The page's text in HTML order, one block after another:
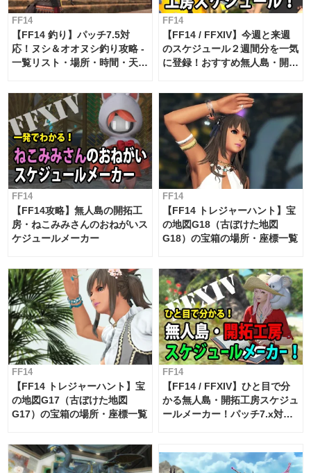
FF14
【FF14 釣り】パッチ7.5対
応！ヌシ＆オオヌシ釣り攻略 -
一覧リスト・場所・時間・天
FF14
【FF14 / FFXIV】今週と来週
のスケジュール２週間分を一気
に登録！おすすめ無人島・開拓
対応 / 毎週更新中】
FF14
【FF14攻略】無人島の開拓工
房・ねこみみさんのおねがいス
ケジュールメーカー
FF14
【FF14 トレジャーハント】宝
の地図G18（古ぼけた地図
G18）の宝箱の場所・座標一覧
FF14
【FF14 トレジャーハント】宝
の地図G17（古ぼけた地図
G17）の宝箱の場所・座標一覧
FF14
【FF14 / FFXIV】ひと目で分
かる無人島・開拓工房スケジュ
ールメーカー！パッチ7.x対応